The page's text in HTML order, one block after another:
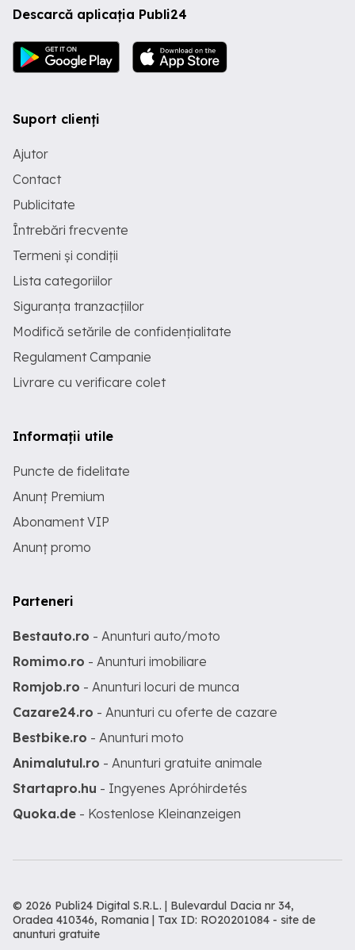
Descarcă aplicația Publi24
Suport clienți
Ajutor
Contact
Publicitate
Întrebări frecvente
Termeni și condiții
Lista categoriilor
Siguranța tranzacțiilor
Modifică setările de confidențialitate
Regulament Campanie
Livrare cu verificare colet
Informații utile
Puncte de fidelitate
Anunț Premium
Abonament VIP
Anunț promo
Parteneri
Bestauto.ro - Anunturi auto/moto
Romimo.ro - Anunturi imobiliare
Romjob.ro - Anunturi locuri de munca
Cazare24.ro - Anunturi cu oferte de cazare
Bestbike.ro - Anunturi moto
Animalutul.ro - Anunturi gratuite animale
Startapro.hu - Ingyenes Apróhirdetés
Quoka.de - Kostenlose Kleinanzeigen
© 2026 Publi24 Digital S.R.L. | Bulevardul Dacia nr 34,
Oradea 410346, Romania | Tax ID: RO20201084 - site de
anunturi gratuite